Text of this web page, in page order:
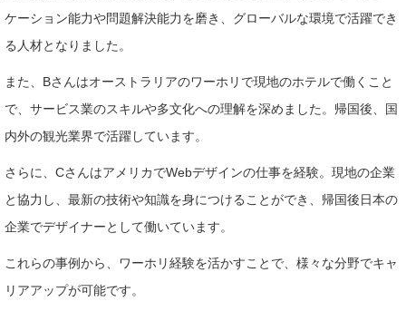
ケーション能力や問題解決能力を磨き、グローバルな環境で活躍でき
る人材となりました。
また、Bさんはオーストラリアのワーホリで現地のホテルで働くこと
で、サービス業のスキルや多文化への理解を深めました。帰国後、国
内外の観光業界で活躍しています。
さらに、CさんはアメリカでWebデザインの仕事を経験。現地の企業
と協力し、最新の技術や知識を身につけることができ、帰国後日本の
企業でデザイナーとして働いています。
これらの事例から、ワーホリ経験を活かすことで、様々な分野でキャ
リアアップが可能です。